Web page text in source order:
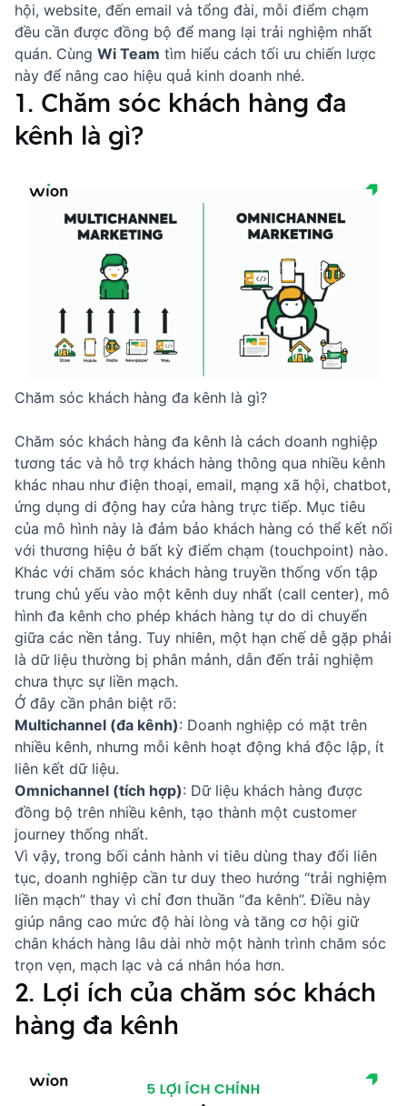
hội, website, đến email và tổng đài, mỗi điểm chạm
đều cần được đồng bộ để mang lại trải nghiệm nhất
quán. Cùng Wi Team tìm hiểu cách tối ưu chiến lược
này để nâng cao hiệu quả kinh doanh nhé.
1. Chăm sóc khách hàng đa
kênh là gì?
Chăm sóc khách hàng đa kênh là gì?
Chăm sóc khách hàng đa kênh là cách doanh nghiệp
tương tác và hỗ trợ khách hàng thông qua nhiều kênh
khác nhau như điện thoại, email, mạng xã hội, chatbot,
ứng dụng di động hay cửa hàng trực tiếp. Mục tiêu
của mô hình này là đảm bảo khách hàng có thể kết nối
với thương hiệu ở bất kỳ điểm chạm (touchpoint) nào.
Khác với chăm sóc khách hàng truyền thống vốn tập
trung chủ yếu vào một kênh duy nhất (call center), mô
hình đa kênh cho phép khách hàng tự do di chuyển
giữa các nền tảng. Tuy nhiên, một hạn chế dễ gặp phải
là dữ liệu thường bị phân mảnh, dẫn đến trải nghiệm
chưa thực sự liền mạch.
Ở đây cần phân biệt rõ:
Multichannel (đa kênh): Doanh nghiệp có mặt trên
nhiều kênh, nhưng mỗi kênh hoạt động khá độc lập, ít
liên kết dữ liệu.
Omnichannel (tích hợp): Dữ liệu khách hàng được
đồng bộ trên nhiều kênh, tạo thành một customer
journey thống nhất.
Vì vậy, trong bối cảnh hành vi tiêu dùng thay đổi liên
tục, doanh nghiệp cần tư duy theo hướng “trải nghiệm
liền mạch” thay vì chỉ đơn thuần “đa kênh”. Điều này
giúp nâng cao mức độ hài lòng và tăng cơ hội giữ
chân khách hàng lâu dài nhờ một hành trình chăm sóc
trọn vẹn, mạch lạc và cá nhân hóa hơn.
2. Lợi ích của chăm sóc khách
hàng đa kênh